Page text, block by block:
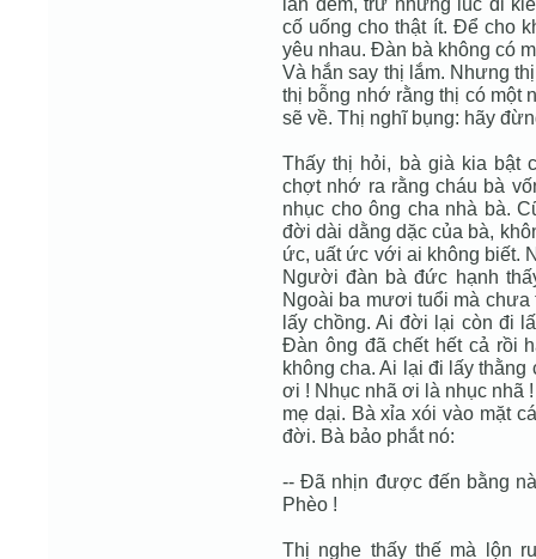
cố uống cho thật ít. Ðể cho
yêu nhau. Ðàn bà không có
Và hắn say thị lắm. Nhưng
thị bỗng nhớ rằng thị có
sẽ về. Thị nghĩ bụng: hãy
Thấy thị hỏi, bà già kia bật
chợt nhớ ra rằng cháu bà
nhục cho ông cha nhà bà.
đời dài dằng dặc của bà,
ức, uất ức với ai không biết.
Người đàn bà đức hạnh
Ngoài ba mươi tuổi mà
lấy chồng. Ai đời lại còn đi
Ðàn ông đã chết hết cả rồi
không cha. Ai lại đi lấy
ơi ! Nhục nhã ơi là nhục nhã
mẹ dại. Bà xỉa xói vào mặt
đời. Bà bảo phắt nó:
-- Ðã nhịn được đến bằng
Phèo !
Thị nghe thấy thế mà lộn